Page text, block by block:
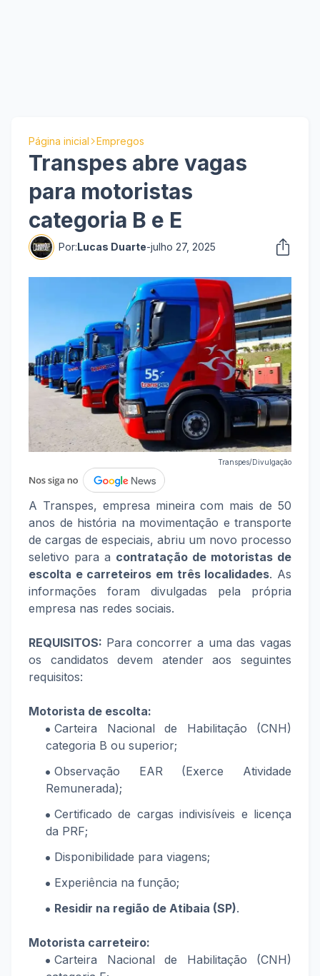
Página inicial Empregos
Transpes abre vagas
para motoristas
categoria B e E
Por:Lucas Duarte-julho 27, 2025
Transpes/Divulgação
A Transpes, empresa mineira com mais de 50
anos de história na movimentação e transporte
de cargas de especiais, abriu um novo processo
seletivo para a contratação de motoristas de
escolta e carreteiros em três localidades. As
informações foram divulgadas pela própria
empresa nas redes sociais.
REQUISITOS: Para concorrer a uma das vagas
os candidatos devem atender aos seguintes
requisitos:
Motorista de escolta:
Carteira Nacional de Habilitação (CNH)
categoria B ou superior;
Observação EAR (Exerce Atividade
Remunerada);
Certificado de cargas indivisíveis e licença
da PRF;
Disponibilidade para viagens;
Experiência na função;
Residir na região de Atibaia (SP).
Motorista carreteiro:
Carteira Nacional de Habilitação (CNH)